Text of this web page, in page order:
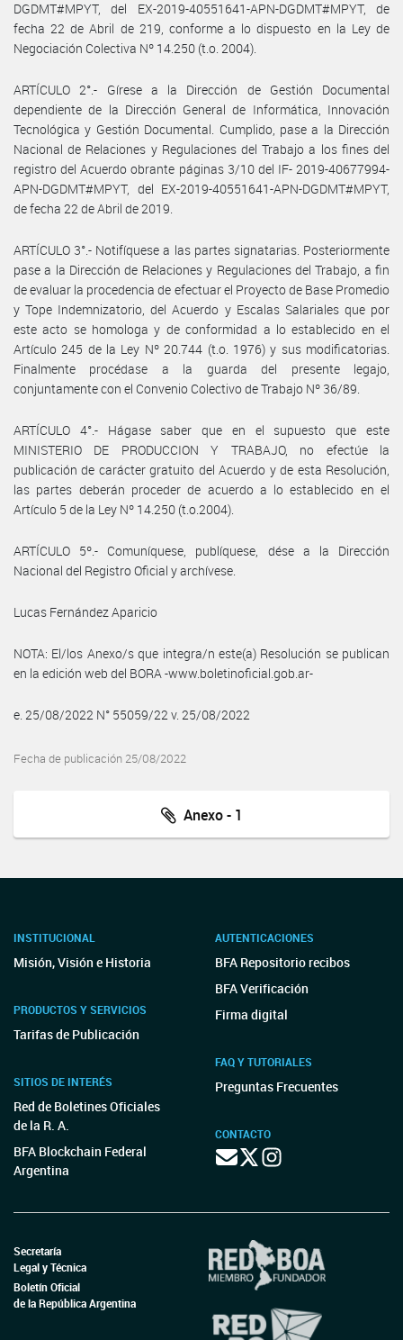
DGDMT#MPYT, del EX-2019-40551641-APN-DGDMT#MPYT, de
fecha 22 de Abril de 219, conforme a lo dispuesto en la Ley de
Negociación Colectiva Nº 14.250 (t.o. 2004).
ARTÍCULO 2°.- Gírese a la Dirección de Gestión Documental
dependiente de la Dirección General de Informática, Innovación
Tecnológica y Gestión Documental. Cumplido, pase a la Dirección
Nacional de Relaciones y Regulaciones del Trabajo a los fines del
registro del Acuerdo obrante páginas 3/10 del IF- 2019-40677994-
APN-DGDMT#MPYT, del EX-2019-40551641-APN-DGDMT#MPYT,
de fecha 22 de Abril de 2019.
ARTÍCULO 3°.- Notifíquese a las partes signatarias. Posteriormente
pase a la Dirección de Relaciones y Regulaciones del Trabajo, a fin
de evaluar la procedencia de efectuar el Proyecto de Base Promedio
y Tope Indemnizatorio, del Acuerdo y Escalas Salariales que por
este acto se homologa y de conformidad a lo establecido en el
Artículo 245 de la Ley Nº 20.744 (t.o. 1976) y sus modificatorias.
Finalmente procédase a la guarda del presente legajo,
conjuntamente con el Convenio Colectivo de Trabajo Nº 36/89.
ARTÍCULO 4°.- Hágase saber que en el supuesto que este
MINISTERIO DE PRODUCCION Y TRABAJO, no efectúe la
publicación de carácter gratuito del Acuerdo y de esta Resolución,
las partes deberán proceder de acuerdo a lo establecido en el
Artículo 5 de la Ley Nº 14.250 (t.o.2004).
ARTÍCULO 5º.- Comuníquese, publíquese, dése a la Dirección
Nacional del Registro Oficial y archívese.
Lucas Fernández Aparicio
NOTA: El/los Anexo/s que integra/n este(a) Resolución se publican
en la edición web del BORA -www.boletinoficial.gob.ar-
e. 25/08/2022 N° 55059/22 v. 25/08/2022
Fecha de publicación 25/08/2022
Anexo - 1
INSTITUCIONAL
Misión, Visión e Historia
PRODUCTOS Y SERVICIOS
Tarifas de Publicación
SITIOS DE INTERÉS
Red de Boletines Oficiales
de la R. A.
BFA Blockchain Federal
Argentina
AUTENTICACIONES
BFA Repositorio recibos
BFA Verificación
Firma digital
FAQ Y TUTORIALES
Preguntas Frecuentes
CONTACTO
Secretaría
Legal y Técnica
Boletín Oficial
de la República Argentina